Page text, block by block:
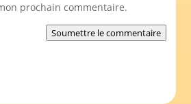
prochain commentaire.
Soumettre le commentaire